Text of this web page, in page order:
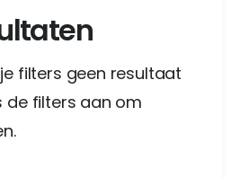
filters geen resultaat
de filters aan om